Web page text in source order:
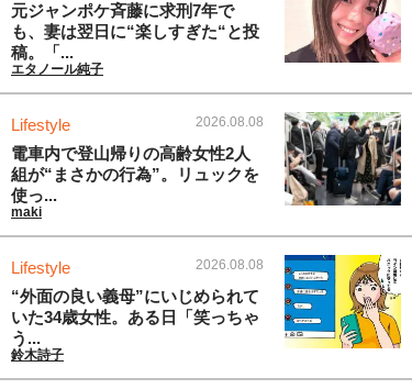
元ジャンポケ斉藤に求刑7年で
も、妻は翌日に“楽しすぎた“と投
稿。「...
エタノール純子
Lifestyle 2026.08.08
電車内で登山帰りの高齢女性2人
組が“まさかの行為”。リュックを
使っ...
maki
Lifestyle 2026.08.08
“外面の良い義母”にいじめられて
いた34歳女性。ある日「笑っちゃ
う...
鈴木詩子